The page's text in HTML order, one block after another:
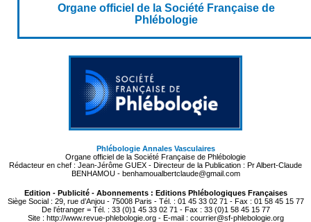
Organe officiel de la Société Française de
Phlébologie
Phlébologie Annales Vasculaires
Organe officiel de la Société Française de Phlébologie
Rédacteur en chef : Jean-Jérôme GUEX - Directeur de la Publication : Pr Albert-Claude
BENHAMOU - benhamoualbertclaude@gmail.com
Edition - Publicité - Abonnements : Editions Phlébologiques Françaises
Siège Social : 29, rue d’Anjou - 75008 Paris - Tél. : 01 45 33 02 71 - Fax : 01 58 45 15 77
De l’étranger = Tél. : 33 (0)1 45 33 02 71 - Fax : 33 (0)1 58 45 15 77
Site : http://www.revue-phlebologie.org - E-mail : courrier@sf-phlebologie.org